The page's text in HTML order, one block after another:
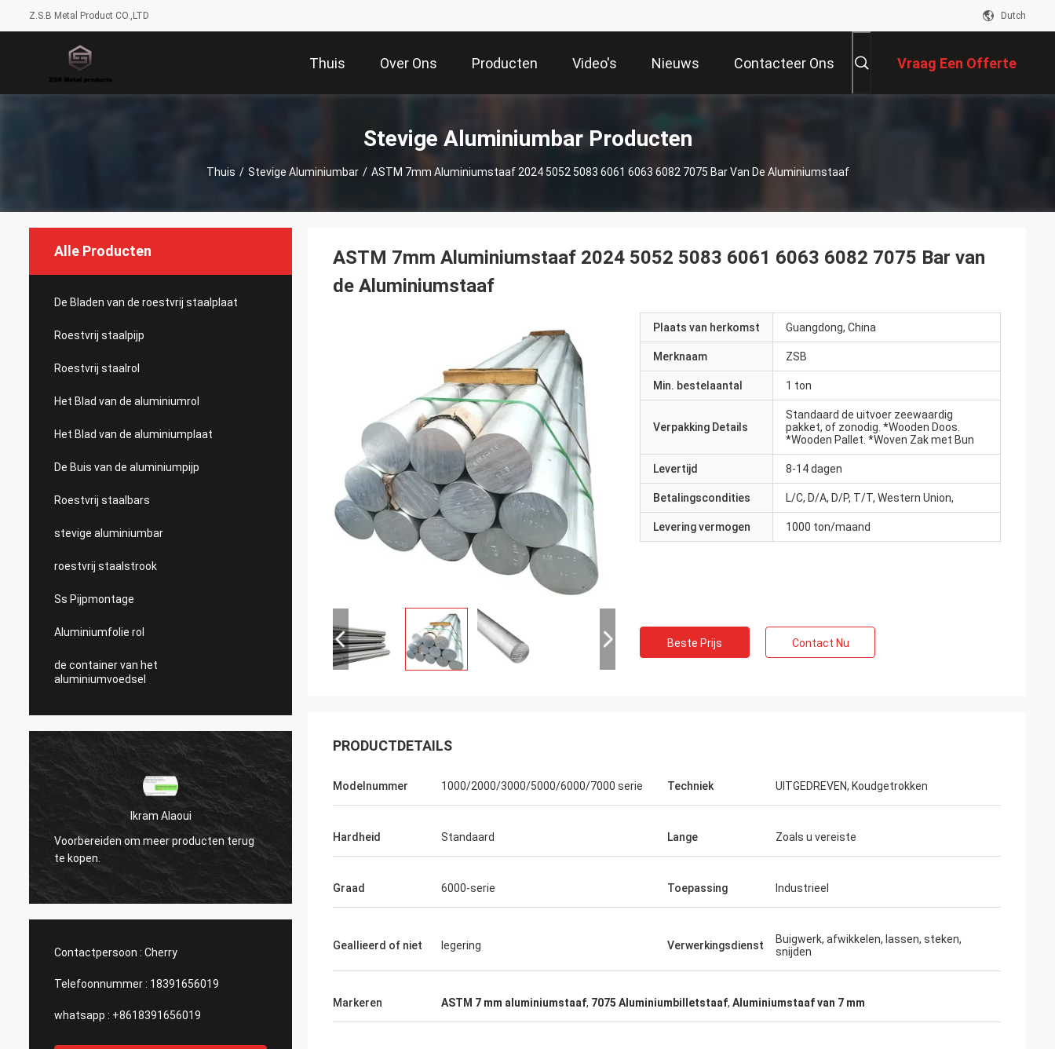
Z.S.B Metal Product CO.,LTD Dutch
Thuis Over Ons Producten Video's Nieuws Contacteer Ons Vraag Een Offerte
Stevige Aluminiumbar Producten
Thuis / Stevige Aluminiumbar / ASTM 7mm Aluminiumstaaf 2024 5052 5083 6061 6063 6082 7075 Bar Van De Aluminiumstaaf
Alle Producten
De Bladen van de roestvrij staalplaat
Roestvrij staalpijp
Roestvrij staalrol
Het Blad van de aluminiumrol
Het Blad van de aluminiumplaat
De Buis van de aluminiumpijp
Roestvrij staalbars
stevige aluminiumbar
roestvrij staalstrook
Ss Pijpmontage
Aluminiumfolie rol
de container van het
aluminiumvoedsel
Ikram Alaoui
Voorbereiden om meer producten terug
te kopen.
Voorbereiden om meer producten terug
te kopen.
Contactpersoon : Cherry
Telefoonnummer : 18391656019
whatsapp : +8618391656019
ASTM 7mm Aluminiumstaaf 2024 5052 5083 6061 6063 6082 7075 Bar van
de Aluminiumstaaf
Plaats van herkomst Guangdong, China
Merknaam ZSB
Min. bestelaantal 1 ton
Verpakking Details
Standaard de uitvoer zeewaardig
pakket, of zonodig. *Wooden Doos.
*Wooden Pallet. *Woven Zak met Bun
Levertijd 8-14 dagen
Betalingscondities L/C, D/A, D/P, T/T, Western Union,
Levering vermogen 1000 ton/maand
Beste Prijs Contact Nu
PRODUCTDETAILS
Modelnummer 1000/2000/3000/5000/6000/7000 serie Techniek UITGEDREVEN, Koudgetrokken
Hardheid Standaard Lange Zoals u vereiste
Graad 6000-serie Toepassing Industrieel
Geallieerd of niet legering Verwerkingsdienst
Buigwerk, afwikkelen, lassen, steken,
snijden
Markeren ASTM 7 mm aluminiumstaaf, 7075 Aluminiumbilletstaaf, Aluminiumstaaf van 7 mm